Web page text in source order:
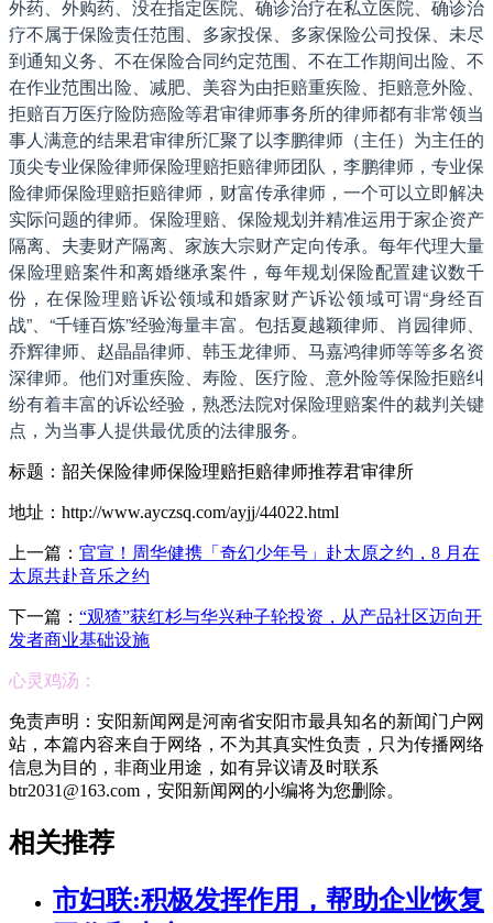
外药、外购药、没在指定医院、确诊治疗在私立医院、确诊治
疗不属于保险责任范围、多家投保、多家保险公司投保、未尽
到通知义务、不在保险合同约定范围、不在工作期间出险、不
在作业范围出险、减肥、美容为由拒赔重疾险、拒赔意外险、
拒赔百万医疗险防癌险等君审律师事务所的律师都有非常领当
事人满意的结果君审律所汇聚了以李鹏律师（主任）为主任的
顶尖专业保险律师保险理赔拒赔律师团队，李鹏律师，专业保
险律师保险理赔拒赔律师，财富传承律师，一个可以立即解决
实际问题的律师。保险理赔、保险规划并精准运用于家企资产
隔离、夫妻财产隔离、家族大宗财产定向传承。每年代理大量
保险理赔案件和离婚继承案件，每年规划保险配置建议数千
份，在保险理赔诉讼领域和婚家财产诉讼领域可谓“身经百
战”、“千锤百炼”经验海量丰富。包括夏越颖律师、肖园律师、
乔辉律师、赵晶晶律师、韩玉龙律师、马嘉鸿律师等等多名资
深律师。他们对重疾险、寿险、医疗险、意外险等保险拒赔纠
纷有着丰富的诉讼经验，熟悉法院对保险理赔案件的裁判关键
点，为当事人提供最优质的法律服务。
标题：韶关保险律师保险理赔拒赔律师推荐君审律所
地址：http://www.ayczsq.com/ayjj/44022.html
上一篇： 官宣！周华健携「奇幻少年号」赴太原之约，8 月在
太原共赴音乐之约
下一篇： “观猹”获红杉与华兴种子轮投资，从产品社区迈向开
发者商业基础设施
心灵鸡汤：
免责声明：安阳新闻网是河南省安阳市最具知名的新闻门户网
站，本篇内容来自于网络，不为其真实性负责，只为传播网络
信息为目的，非商业用途，如有异议请及时联系
btr2031@163.com，安阳新闻网的小编将为您删除。
相关推荐
市妇联:积极发挥作用，帮助企业恢复